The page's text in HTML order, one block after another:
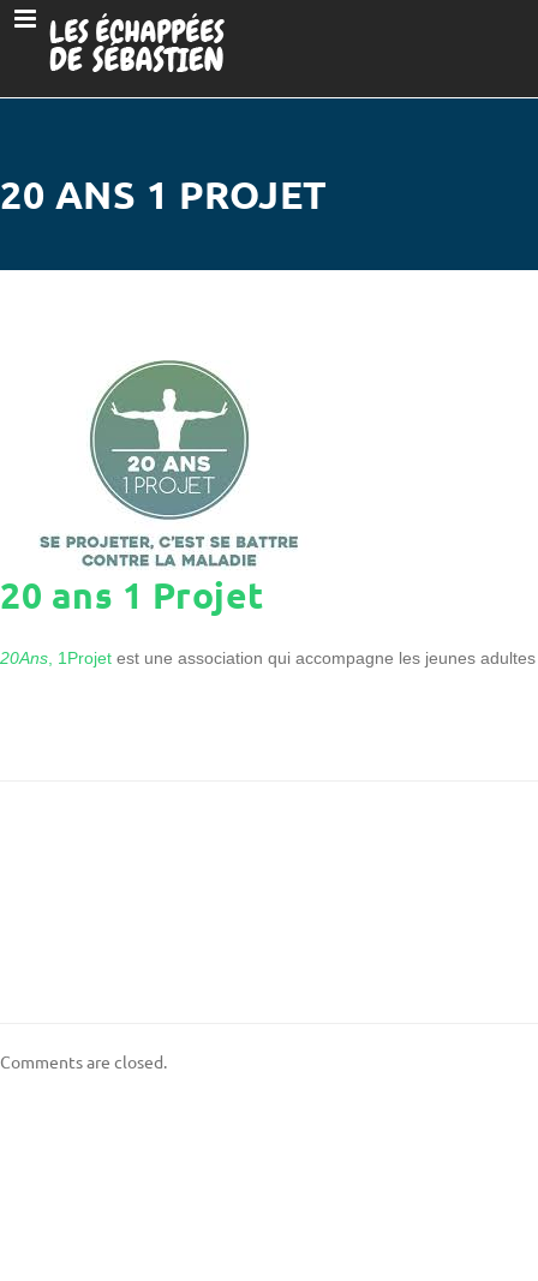
20 ANS 1 PROJET
20 ans 1 Projet
20Ans , 1Projet est une association qui accompagne les jeunes
Comments are closed.